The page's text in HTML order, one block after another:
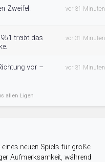
Zweifel:
vor 31 Minuten
treibt das
vor 31 Minuten
vor –
vor 31 Minuten
allen Ligen
neuen Spiels für große
Aufmerksamkeit, während